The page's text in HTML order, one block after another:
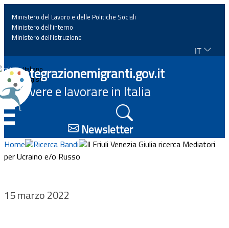
Home
News
Approfondimenti
Eventi
Ministero del Lavoro e delle Politiche Sociali
Ministero dell'interno
Ministero dell'istruzione
IT
Italiano
English
Integrazionemigranti.gov.it
Vivere e lavorare in Italia
Newsletter
Home Ricerca Bandi
Il Friuli Venezia Giulia ricerca Mediatori
per Ucraino e/o Russo
15 marzo 2022